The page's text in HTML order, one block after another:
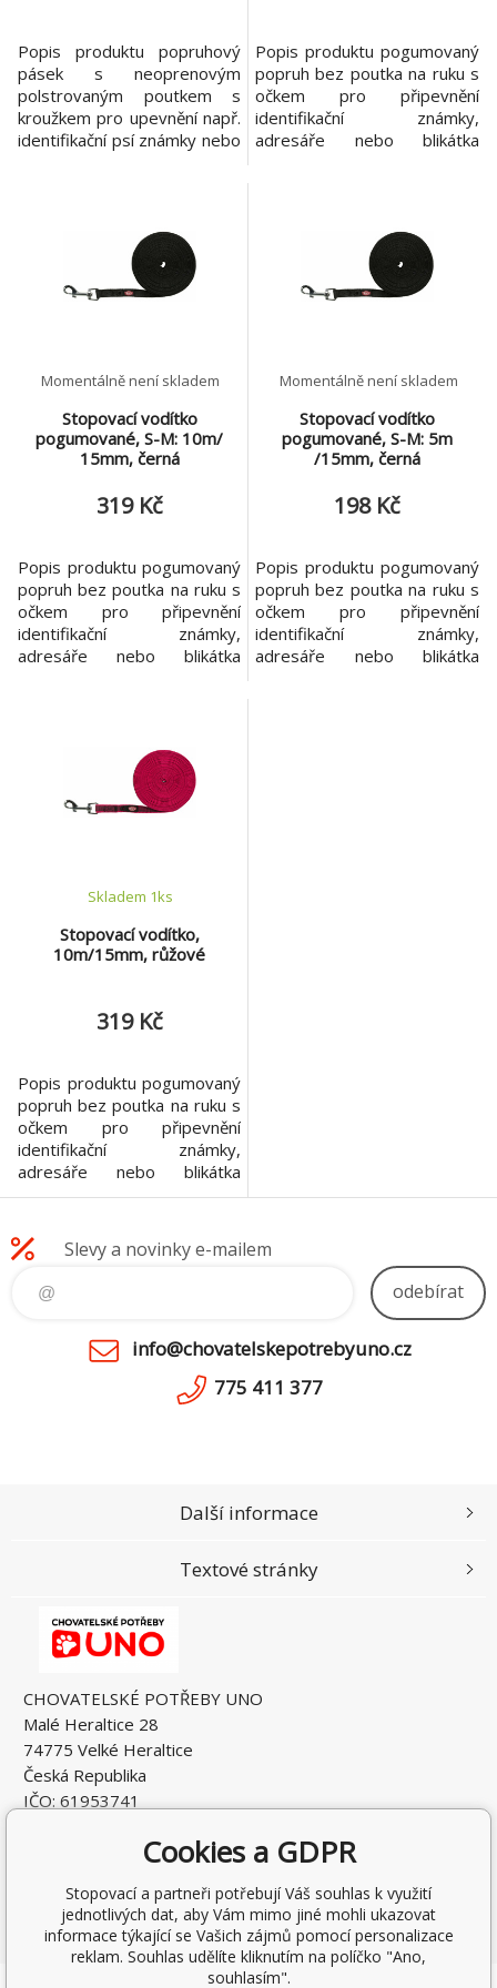
Popis produktu popruhový
pásek s neoprenovým
polstrovaným poutkem s
kroužkem pro upevnění např.
identifikační psí známky nebo
je vysoce kvalitní,
přizpůsobené pro
každodenní použití.
Pogumovaný popruhový
Popis produktu pogumovaný
popruh bez poutka na ruku s
očkem pro připevnění
identifikační známky,
adresáře nebo blikátka
Stopovací vodítko je
vyrobeno s ohledem na
pohodlí a bezpečnost Vašeho
psa. Vodítko nemá poutko na
Stopovací vodítko
pogumované, S-M: 10m/
15mm, černá
Momentálně není skladem
319 Kč
Popis produktu pogumovaný
popruh bez poutka na ruku s
očkem pro připevnění
identifikační známky,
adresáře nebo blikátka
Stopovací vodítko je
vyrobeno s ohledem na
pohodlí a bezpečnost
Vašeho psa. Vodítko nemá
Stopovací vodítko
pogumované, S-M: 5m
/15mm, černá
Momentálně není skladem
198 Kč
Popis produktu pogumovaný
popruh bez poutka na ruku s
očkem pro připevnění
identifikační známky,
adresáře nebo blikátka
Stopovací vodítko,
10m/15mm, růžové
Skladem 1ks
319 Kč
Popis produktu pogumovaný
popruh bez poutka na ruku s
očkem pro připevnění
identifikační známky,
adresáře nebo blikátka
vhodné na trénink i pro větší
materiál: nylon barva: růžová
Stopovací vodítko je
vyrobeno s ohledem na
pohodlí a bezpečnost
poutko na uchopení, tím se
Slevy a novinky e-mailem
odebírat
info@chovatelskepotrebyuno.cz
775 411 377
CHOVATELSKÉ POTŘEBY UNO
Malé Heraltice 28
74775 Velké Heraltice
Česká Republika
IČO: 61953741
Další informace
Textové stránky
Cookies a GDPR
Stopovací a partneři potřebují Váš souhlas k využití
jednotlivých dat, aby Vám mimo jiné mohli ukazovat
informace týkající se Vašich zájmů pomocí personalizace
reklam. Souhlas udělíte kliknutím na políčko "Ano,
souhlasím".